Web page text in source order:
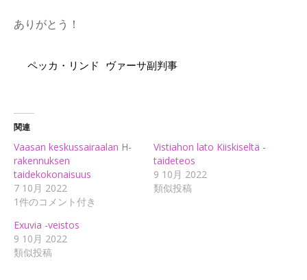
ありがとう！
ペッカ・リンド ヴァーサ副判事
関連
Vaasan keskussairaalan H-
rakennuksen
taidekokonaisuus
7 10月 2022
1件のコメント付き
Vistiahon lato Kiiskiseltä -
taideteos
9 10月 2022
類似投稿
Exuvia -veistos
9 10月 2022
類似投稿